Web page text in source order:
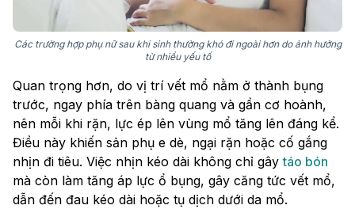
Các trường hợp phụ nữ sau khi sinh thường khó đi ngoài hơn do ảnh hưởng
từ nhiều yếu tố
Quan trọng hơn, do vị trí vết mổ nằm ở thành bụng
trước, ngay phía trên bàng quang và gần cơ hoành,
nên mỗi khi rặn, lực ép lên vùng mổ tăng lên đáng kể.
Điều này khiến sản phụ e dè, ngại rặn hoặc cố gắng
nhịn đi tiêu. Việc nhịn kéo dài không chỉ gâytáo bón
mà còn làm tăng áp lực ổ bụng, gây căng tức vết mổ,
dẫn đến đau kéo dài hoặc tụ dịch dưới da mổ.